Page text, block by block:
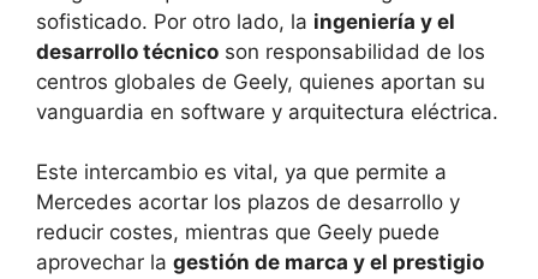
sofisticado. Por otro lado, la ingeniería y el
desarrollo técnico son responsabilidad de los
centros globales de Geely, quienes aportan su
vanguardia en software y arquitectura eléctrica.
Este intercambio es vital, ya que permite a
Mercedes acortar los plazos de desarrollo y
reducir costes, mientras que Geely puede
aprovechar la gestión de marca y el prestigio